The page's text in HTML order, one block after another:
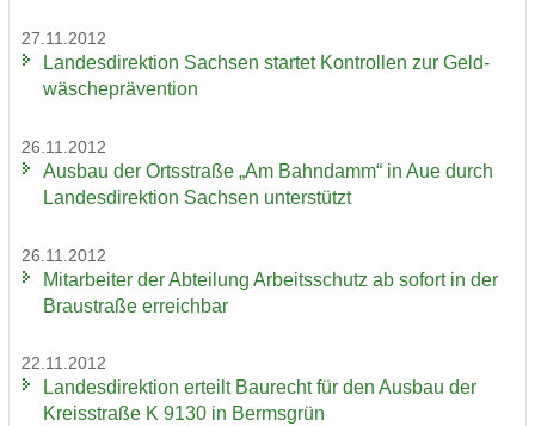
27.11.2012
Lan­des­di­rek­ti­on Sach­sen star­tet Kon­trol­len zur Geld­
wä­sche­prä­ven­ti­on
26.11.2012
Aus­bau der Orts­stra­ße „Am Bahn­damm“ in Aue durch
Lan­des­di­rek­ti­on Sach­sen un­ter­stützt
26.11.2012
Mit­ar­bei­ter der Ab­tei­lung Ar­beits­schutz ab so­fort in der
Brau­stra­ße er­reich­bar
22.11.2012
Lan­des­di­rek­ti­on er­teilt Bau­recht für den Aus­bau der
Kreis­stra­ße K 9130 in Berms­grün